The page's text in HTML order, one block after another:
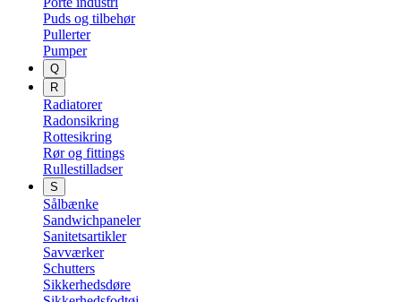
Puds og tilbehør
Pullerter
Pumper
Q
R
Radiatorer
Radonsikring
Rottesikring
Rør og fittings
Rullestilladser
S
Sålbænke
Sandwichpaneler
Sanitetsartikler
Savværker
Schutters
Sikkerhedsdøre